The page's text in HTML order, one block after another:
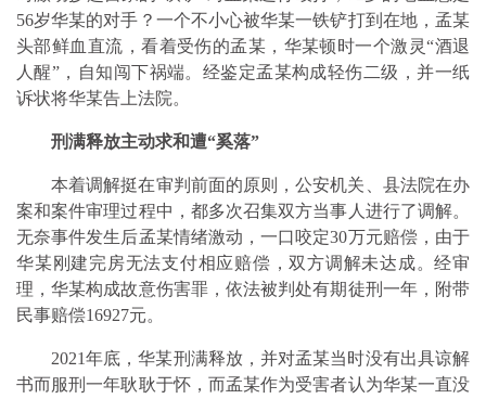
56岁华某的对手？一个不小心被华某一铁铲打到在地，孟某
头部鲜血直流，看着受伤的孟某，华某顿时一个激灵“酒退
人醒”，自知闯下祸端。经鉴定孟某构成轻伤二级，并一纸
诉状将华某告上法院。
刑满释放主动求和遭“奚落”
本着调解挺在审判前面的原则，公安机关、县法院在办
案和案件审理过程中，都多次召集双方当事人进行了调解。
无奈事件发生后孟某情绪激动，一口咬定30万元赔偿，由于
华某刚建完房无法支付相应赔偿，双方调解未达成。经审
理，华某构成故意伤害罪，依法被判处有期徒刑一年，附带
民事赔偿16927元。
2021年底，华某刑满释放，并对孟某当时没有出具谅解
书而服刑一年耿耿于怀，而孟某作为受害者认为华某一直没